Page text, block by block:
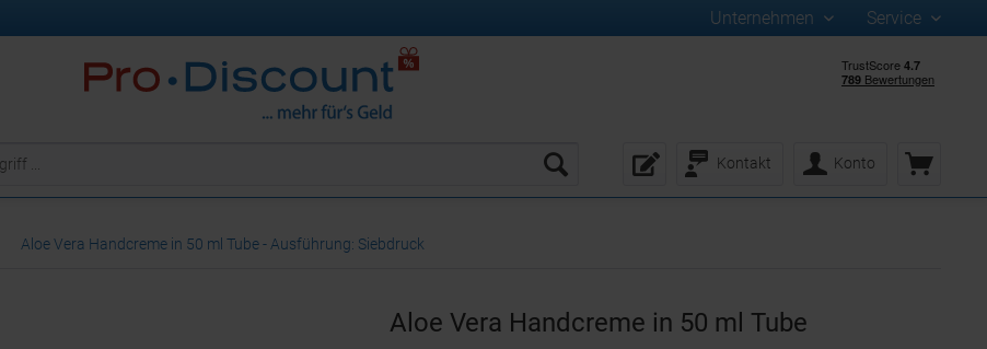
Unternehmen Service
Kontakt Konto
Aloe Vera Handcreme in 50 ml Tube - Ausführung: Siebdruck
Aloe Vera Handcreme in 50 ml Tube